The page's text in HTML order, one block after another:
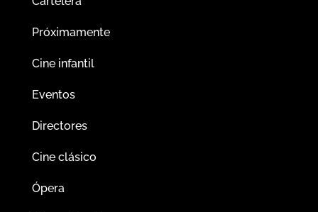
Próximamente
Cine infantil
Eventos
Directores
Cine clásico
Ópera